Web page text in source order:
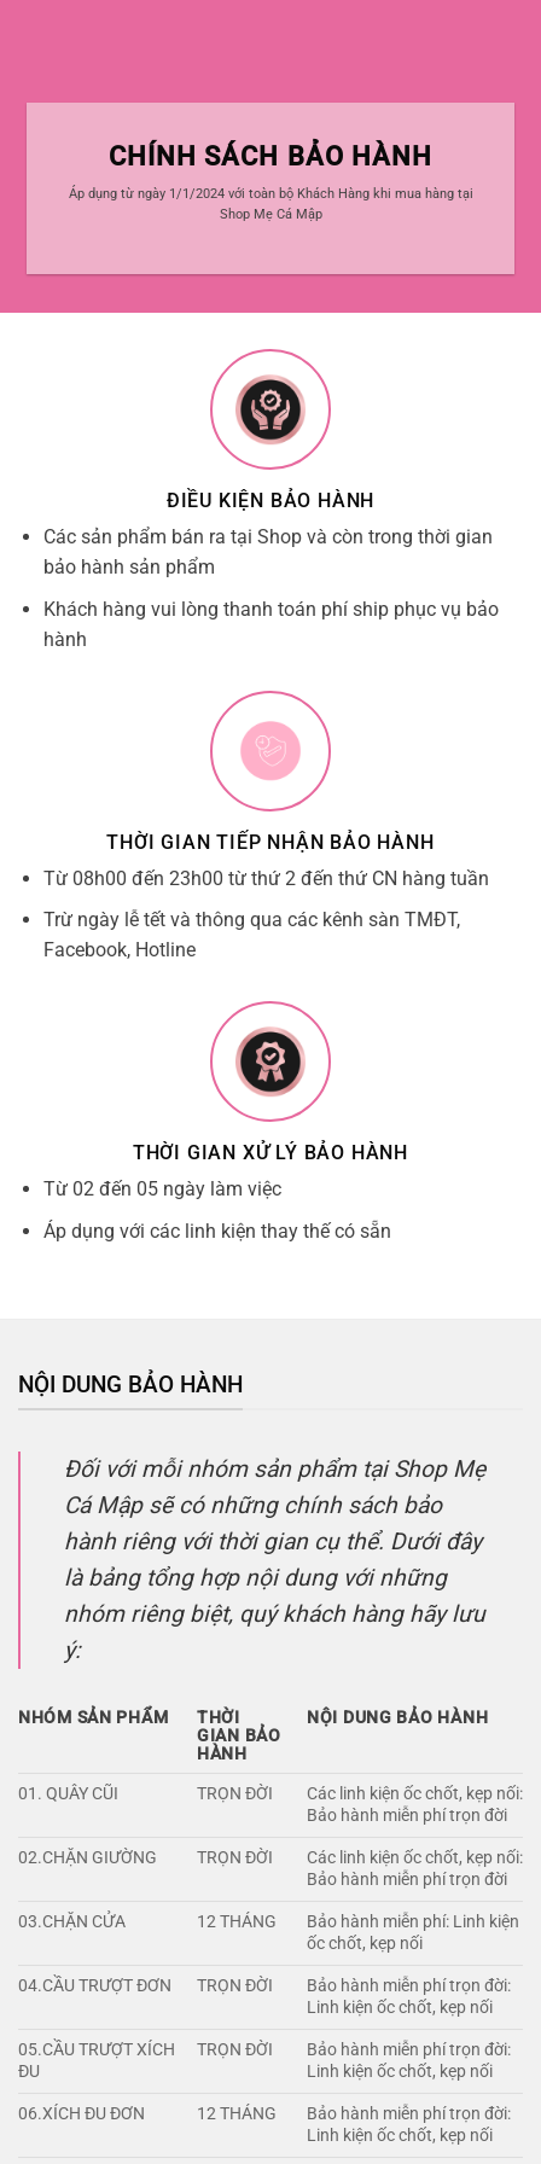
CHÍNH SÁCH BẢO HÀNH
Áp dụng từ ngày 1/1/2024 với toàn bộ Khách Hàng khi mua hàng tại
Shop Mẹ Cá Mập
ĐIỀU KIỆN BẢO HÀNH
Các sản phẩm bán ra tại Shop và còn trong thời gian
bảo hành sản phẩm
Khách hàng vui lòng thanh toán phí ship phục vụ bảo
hành
THỜI GIAN TIẾP NHẬN BẢO HÀNH
Từ 08h00 đến 23h00 từ thứ 2 đến thứ CN hàng tuần
Trừ ngày lễ tết và thông qua các kênh sàn TMĐT,
Facebook, Hotline
THỜI GIAN XỬ LÝ BẢO HÀNH
Từ 02 đến 05 ngày làm việc
Áp dụng với các linh kiện thay thế có sẵn
NỘI DUNG BẢO HÀNH
Đối với mỗi nhóm sản phẩm tại Shop Mẹ
Cá Mập sẽ có những chính sách bảo
hành riêng với thời gian cụ thể. Dưới đây
là bảng tổng hợp nội dung với những
nhóm riêng biệt, quý khách hàng hãy lưu
ý:
NHÓM SẢN PHẨM
THỜI
GIAN BẢO
HÀNH
NỘI DUNG BẢO HÀNH
01. QUÂY CŨI TRỌN ĐỜI
Các linh kiện ốc chốt, kẹp nối:
Bảo hành miễn phí trọn đời
02.CHẶN GIƯỜNG TRỌN ĐỜI
Các linh kiện ốc chốt, kẹp nối:
Bảo hành miễn phí trọn đời
03.CHẶN CỬA 12 THÁNG
Bảo hành miễn phí: Linh kiện
ốc chốt, kẹp nối
04.CẦU TRƯỢT ĐƠN TRỌN ĐỜI
Bảo hành miễn phí trọn đời:
Linh kiện ốc chốt, kẹp nối
05.CẦU TRƯỢT XÍCH
ĐU
TRỌN ĐỜI
Bảo hành miễn phí trọn đời:
Linh kiện ốc chốt, kẹp nối
06.XÍCH ĐU ĐƠN 12 THÁNG
Bảo hành miễn phí trọn đời:
Linh kiện ốc chốt, kẹp nối